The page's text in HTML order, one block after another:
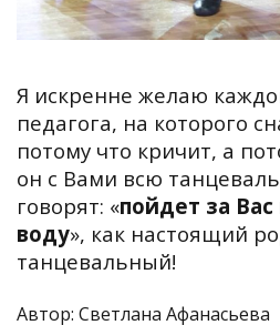
Я искренне желаю
педагога, на которого
потому что кричит, а
он с Вами всю
говорят: «пойдет за Вас
воду», как настоящий
танцевальный!
Автор: Светлана Афанасьева